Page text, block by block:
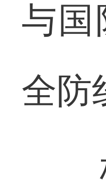
与国
全防
校